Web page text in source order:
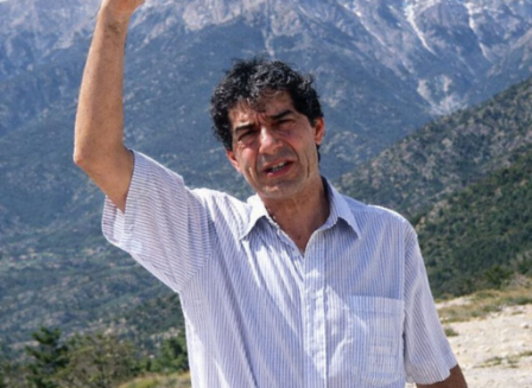
ήθελε
να
τον
λένε
δάσκαλο